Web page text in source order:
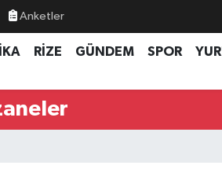
Anketler
RİZE GÜNDEM SPOR